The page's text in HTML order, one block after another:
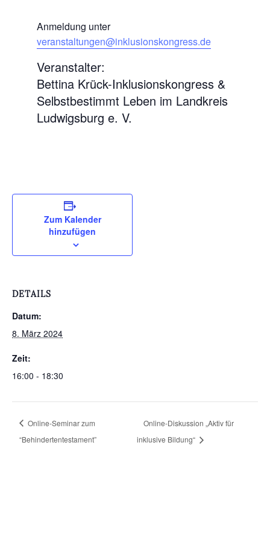
Anmeldung unter
veranstaltungen@inklusionskongress.de
Veranstalter:
Bettina Krück-Inklusionskongress &
Selbstbestimmt Leben im Landkreis
Ludwigsburg e. V.
Zum Kalender
hinzufügen
DETAILS
Datum:
8. März 2024
Zeit:
16:00 - 18:30
Online-Seminar zum
“Behindertentestament”
Online-Diskussion „Aktiv für
inklusive Bildung“